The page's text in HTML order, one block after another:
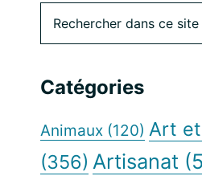
Barre
latérale
principale
dans
Web
Catégories
Animaux (120) Art
(356) Artisanat